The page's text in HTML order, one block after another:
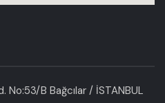
No:53/B Bağcılar / İSTANBUL